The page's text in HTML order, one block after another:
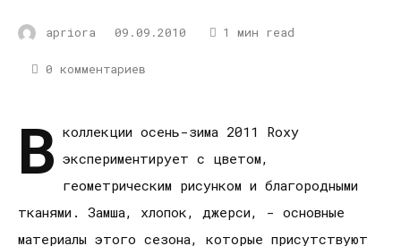
apriora 09.09.2010 1 мин read
0 комментариев
В коллекции осень-зима 2011 Roxy
экспериментирует c цветом,
геометрическим рисунком и благородными
тканями. Замша, хлопок, джерси, - основные
материалы этого сезона, которые присутствуют